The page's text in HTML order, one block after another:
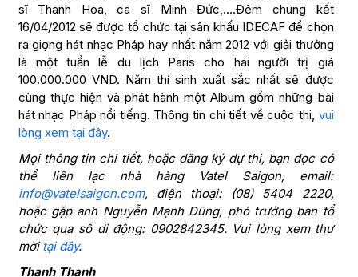
sĩ Thanh Hoa, ca sĩ Minh Đức,….Đêm chung kết
16/04/2012 sẽ được tổ chức tại sân khấu IDECAF để chọn
ra giọng hát nhạc Pháp hay nhất năm 2012 với giải thưởng
là một tuần lễ du lịch Paris cho hai người trị giá
100.000.000 VND. Năm thí sinh xuất sắc nhất sẽ được
cùng thực hiện và phát hành một Album gồm những bài
hát nhạc Pháp nổi tiếng. Thông tin chi tiết về cuộc thi, vui
lòng xem tại đây.
Mọi thông tin chi tiết, hoặc đăng ký dự thi, bạn đọc có
thể liên lạc nhà hàng Vatel Saigon, email:
info@vatelsaigon.com, điện thoại: (08) 5404 2220,
hoặc gặp anh Nguyễn Mạnh Dũng, phó trưởng ban tổ
chức qua số di động: 0902842345. Vui lòng xem thư
mờitại đây.
Thanh Thanh